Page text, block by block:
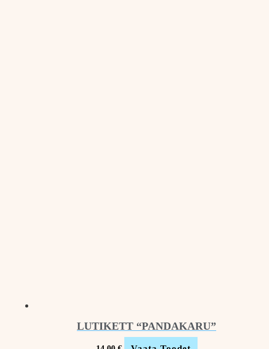
LUTIKETT “PANDAKARU”